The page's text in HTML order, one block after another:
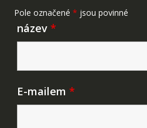
Pole označené * jsou povinné
název *
E-mailem *